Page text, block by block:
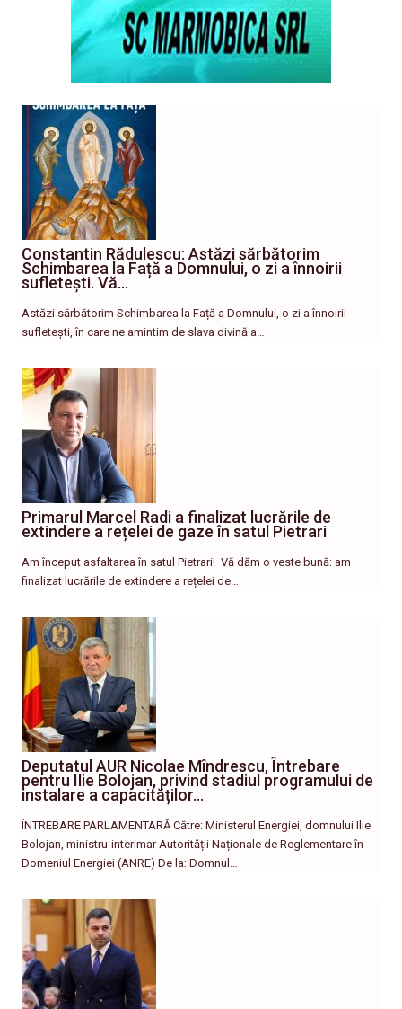
Constantin Rădulescu: Astăzi sărbătorim
Schimbarea la Față a Domnului, o zi a înnoirii
sufletești. Vă…
Astăzi sărbătorim Schimbarea la Față a Domnului, o zi a înnoirii
sufletești, în care ne amintim de slava divină a…
Primarul Marcel Radi a finalizat lucrările de
extindere a rețelei de gaze în satul Pietrari
Am început asfaltarea în satul Pietrari! ​ Vă dăm o veste bună: am
finalizat lucrările de extindere a rețelei de…
Deputatul AUR Nicolae Mîndrescu, Întrebare
pentru Ilie Bolojan, privind stadiul programului de
instalare a capacităților…
ÎNTREBARE PARLAMENTARĂ Către: Ministerul Energiei, domnului Ilie
Bolojan, ministru-interimar Autorității Naționale de Reglementare în
Domeniul Energiei (ANRE) De la: Domnul…